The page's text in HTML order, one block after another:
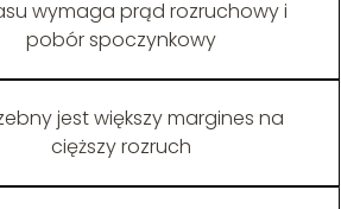
wymaga prąd rozruchowy i
pobór spoczynkowy
jest większy margines na
cięższy rozruch